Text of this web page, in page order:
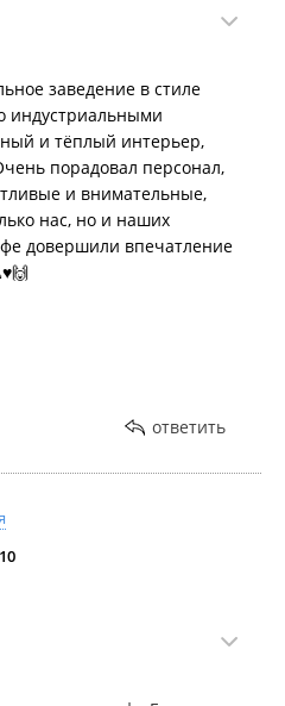
заведение в стиле
индустриальными
и тёплый интерьер,
порадовал персонал,
и внимательные,
нас, но и наших
довершили впечатление
ответить
10